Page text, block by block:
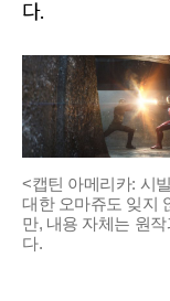
다.
<캡틴 아메리카: 시
대한 오마쥬도 잊지
만, 내용 자체는 원
다.